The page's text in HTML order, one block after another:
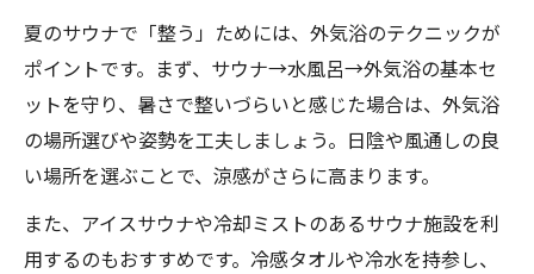
夏のサウナで「整う」ためには、外気浴のテクニックが
ポイントです。まず、サウナ→水風呂→外気浴の基本セ
ットを守り、暑さで整いづらいと感じた場合は、外気浴
の場所選びや姿勢を工夫しましょう。日陰や風通しの良
い場所を選ぶことで、涼感がさらに高まります。
また、アイスサウナや冷却ミストのあるサウナ施設を利
用するのもおすすめです。冷感タオルや冷水を持参し、